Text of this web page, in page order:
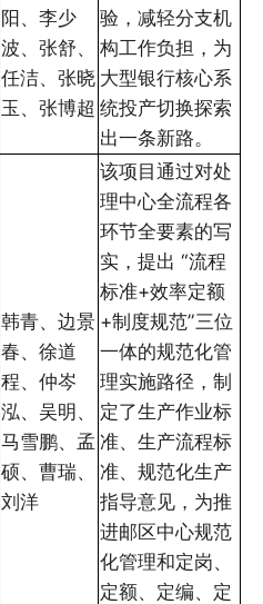
阳、李少
波、张舒、
任洁、张晓
玉、张博超
验，减轻分支机
构工作负担，为
大型银行核心系
统投产切换探索
出一条新路。
韩青、边景
春、徐道
程、仲岑
泓、吴明、
马雪鹏、孟
硕、曹瑞、
刘洋
该项目通过对处
理中心全流程各
环节全要素的写
实，提出 “流程
标准+效率定额
+制度规范”三位
一体的规范化管
理实施路径，制
定了生产作业标
准、生产流程标
准、规范化生产
指导意见，为推
进邮区中心规范
化管理和定岗、
定额、定编、定